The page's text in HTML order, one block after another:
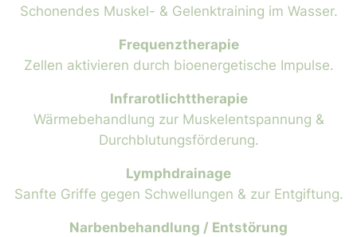
Schonendes Muskel- & Gelenktraining im Wasser.
Frequenztherapie
Zellen aktivieren durch bioenergetische Impulse.
Infrarotlichttherapie
Wärmebehandlung zur Muskelentspannung &
Durchblutungsförderung.
Lymphdrainage
Sanfte Griffe gegen Schwellungen & zur Entgiftung.
Narbenbehandlung / Entstörung